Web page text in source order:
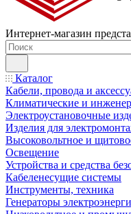
Интернет-магазин
Каталог
Кабели, провода и
Климатические и
Электроустановочные
Изделия для
Высоковольтное и
Освещение
Устройства и средства
Кабеленесущие системы
Инструменты, техника
Генераторы